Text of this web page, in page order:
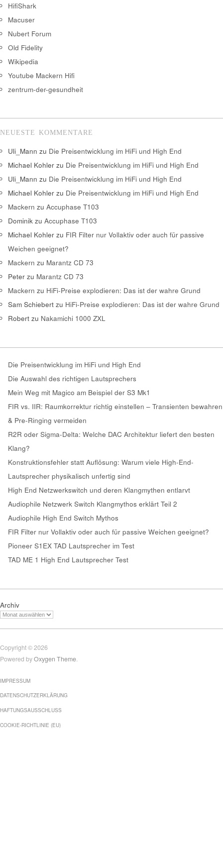
HifiShark
Macuser
Nubert Forum
Old Fidelity
Wikipedia
Youtube Mackern Hifi
zentrum-der-gesundheit
NEUESTE KOMMENTARE
Uli_Mann zu Die Preisentwicklung im HiFi und High End
Michael Kohler zu Die Preisentwicklung im HiFi und High End
Uli_Mann zu Die Preisentwicklung im HiFi und High End
Michael Kohler zu Die Preisentwicklung im HiFi und High End
Mackern zu Accuphase T103
Dominik zu Accuphase T103
Michael Kohler zu FIR Filter nur Vollaktiv oder auch für passive
Weichen geeignet?
Mackern zu Marantz CD 73
Peter zu Marantz CD 73
Mackern zu HiFi-Preise explodieren: Das ist der wahre Grund
Sam Schiebert zu HiFi-Preise explodieren: Das ist der wahre Grund
Robert zu Nakamichi 1000 ZXL
Die Preisentwicklung im HiFi und High End
Die Auswahl des richtigen Lautsprechers
Mein Weg mit Magico am Beispiel der S3 Mk1
FIR vs. IIR: Raumkorrektur richtig einstellen – Transienten bewahren
& Pre-Ringing vermeiden
R2R oder Sigma-Delta: Welche DAC Architektur liefert den besten
Klang?
Konstruktionsfehler statt Auflösung: Warum viele High-End-
Lautsprecher physikalisch unfertig sind
High End Netzwerkswitch und deren Klangmythen entlarvt
Audiophile Netzwerk Switch Klangmythos erklärt Teil 2
Audiophile High End Switch Mythos
FIR Filter nur Vollaktiv oder auch für passive Weichen geeignet?
Pioneer S1EX TAD Lautsprecher im Test
TAD ME 1 High End Lautsprecher Test
Archiv
Copyright © 2026
Powered byOxygen Theme
IMPRESSUM
DATENSCHUTZERKLÄRUNG
HAFTUNGSAUSSCHLUSS
COOKIE-RICHTLINIE (EU)